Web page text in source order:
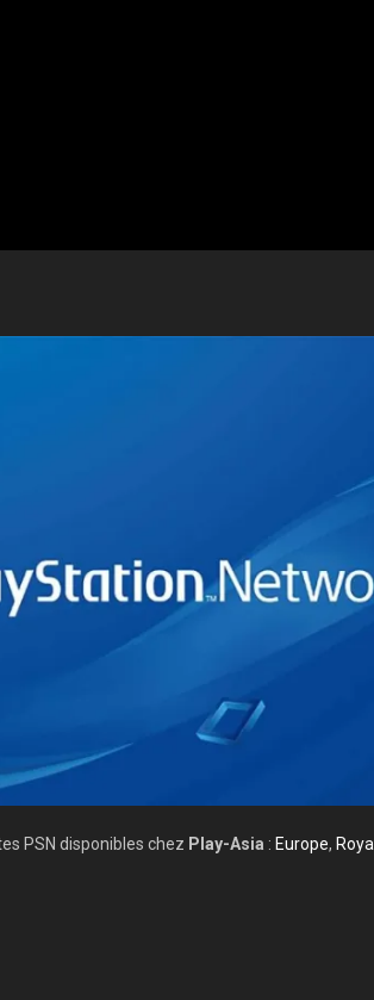
PSN disponibles chez Play-Asia : Europe,